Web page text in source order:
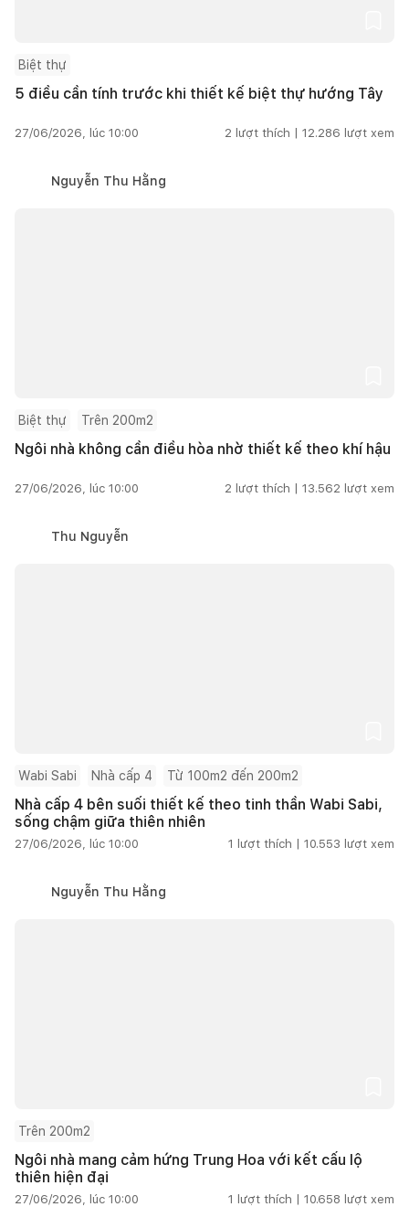
Biệt thự
5 điều cần tính trước khi thiết kế biệt thự hướng Tây
27/06/2026, lúc 10:00 2 lượt thích | 12.286 lượt xem
Nguyễn Thu Hằng
Biệt thự Trên 200m2
Ngôi nhà không cần điều hòa nhờ thiết kế theo khí hậu
27/06/2026, lúc 10:00 2 lượt thích | 13.562 lượt xem
Thu Nguyễn
Wabi Sabi Nhà cấp 4 Từ 100m2 đến 200m2
Nhà cấp 4 bên suối thiết kế theo tinh thần Wabi Sabi,
sống chậm giữa thiên nhiên
27/06/2026, lúc 10:00 1 lượt thích | 10.553 lượt xem
Nguyễn Thu Hằng
Trên 200m2
Ngôi nhà mang cảm hứng Trung Hoa với kết cấu lộ
thiên hiện đại
27/06/2026, lúc 10:00 1 lượt thích | 10.658 lượt xem